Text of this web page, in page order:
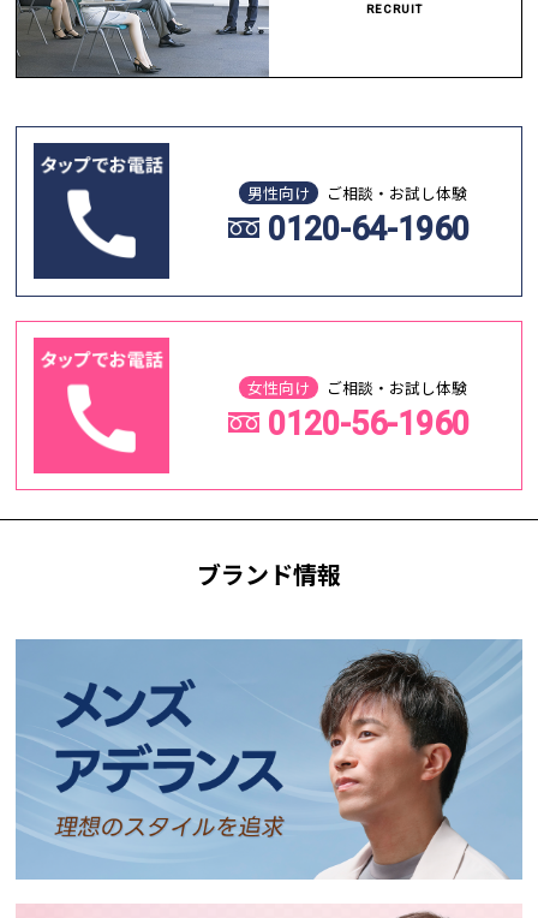
RECRUIT
男性向け ご相談・お試し体験
0120-64-1960
女性向け ご相談・お試し体験
0120-56-1960
ブランド情報